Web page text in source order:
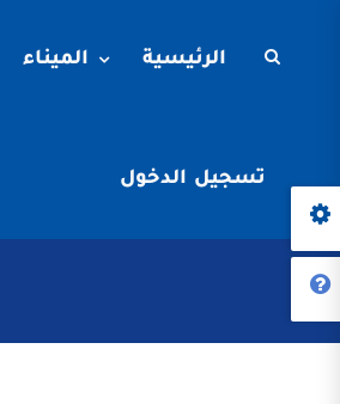
الرئيسية الميناء
تسجيل الدخول